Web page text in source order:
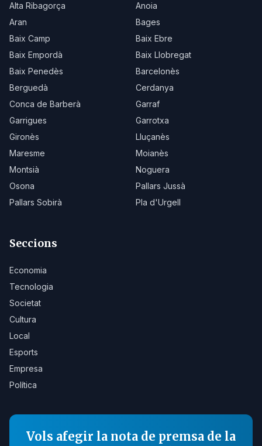
Alta Ribagorça
Anoia
Aran
Bages
Baix Camp
Baix Ebre
Baix Empordà
Baix Llobregat
Baix Penedès
Barcelonès
Berguedà
Cerdanya
Conca de Barberà
Garraf
Garrigues
Garrotxa
Gironès
Lluçanès
Maresme
Moianès
Montsià
Noguera
Osona
Pallars Jussà
Pallars Sobirà
Pla d'Urgell
Seccions
Economia
Tecnologia
Societat
Cultura
Local
Esports
Empresa
Política
Vols afegir la nota de premsa de la